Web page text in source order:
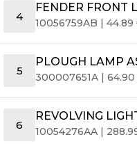
4
FENDER FRONT
10056759AB |44.89
5
PLOUGH LAMP
300007651A |
6
REVOLVING
10054276AA |